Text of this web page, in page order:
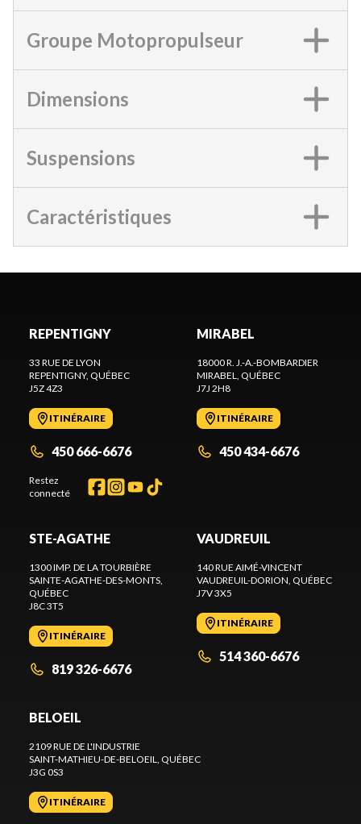
Groupe Motopropulseur
Dimensions
Suspensions
Caractéristiques
REPENTIGNY
33 RUE DE LYON
REPENTIGNY, QUÉBEC
J5Z 4Z3
ITINÉRAIRE
450 666-6676
Restez
connecté
MIRABEL
18000 R. J.-A.-BOMBARDIER
MIRABEL
, QUÉBEC
J7J 2H8
ITINÉRAIRE
450 434-6676
STE-AGATHE
1300 IMP. DE LA TOURBIÈRE
SAINTE-AGATHE-DES-MONTS
QUÉBEC
J8C 3T5
ITINÉRAIRE
819 326-6676
VAUDREUIL
140 RUE AIMÉ-VINCENT
VAUDREUIL-DORION , QUÉBEC
J7V 3X5
ITINÉRAIRE
514 360-6676
BELOEIL
2109 RUE DE L'INDUSTRIE
SAINT-MATHIEU-DE-BELOEIL
, QUÉBEC
J3G 0S3
ITINÉRAIRE